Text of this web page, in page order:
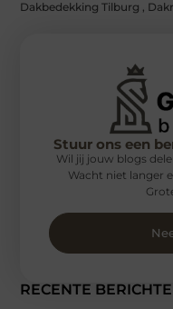
Dakbedekking Tilburg ,
RECENTE
Stuur ons een
Wil jij jouw blogs
Wacht niet langer